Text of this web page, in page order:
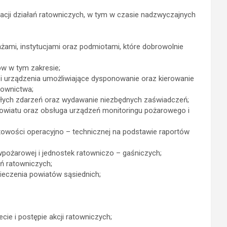
działań ratowniczych, w tym w czasie nadzwyczajnych
instytucjami oraz podmiotami, które dobrowolnie
w tym zakresie;
umożliwiające dysponowanie oraz kierowanie
zdarzeń oraz wydawanie niezbędnych zaświadczeń;
oraz obsługa urządzeń monitoringu pożarowego i
operacyjno – technicznej na podstawie raportów
i jednostek ratowniczo – gaśniczych;
ratowniczych;
powiatów sąsiednich;
i postępie akcji ratowniczych;